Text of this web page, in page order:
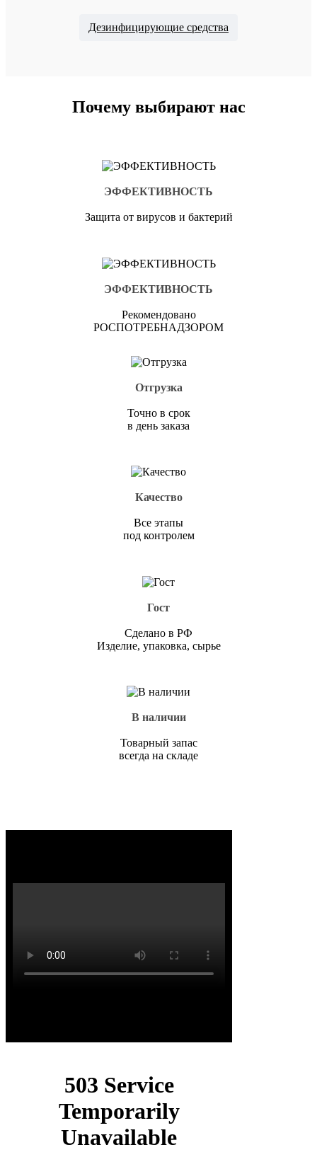
Дезинфицирующие средства
Почему выбирают нас
ЭФФЕКТИВНОСТЬ
Защита от вирусов и бактерий
ЭФФЕКТИВНОСТЬ
Рекомендовано
РОСПОТРЕБНАДЗОРОМ
Отгрузка
Точно в срок
в день заказа
Качество
Все этапы
под контролем
Гост
Сделано в РФ
Изделие, упаковка, сырье
В наличии
Товарный запас
всегда на складе